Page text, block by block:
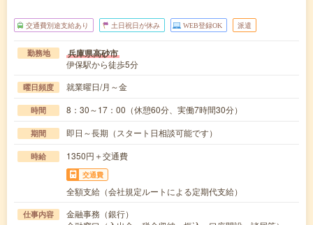
交通費別途支給あり 土日祝日が休み WEB登録OK 派遣
勤務地 兵庫県高砂市
伊保駅から徒歩5分
曜日頻度 就業曜日/月～金
時間 8：30～17：00（休憩60分、実働7時間30分）
期間 即日～長期（スタート日相談可能です）
時給 1350円＋交通費
交通費
全額支給（会社規定ルートによる定期代支給）
仕事内容
金融事務（銀行）